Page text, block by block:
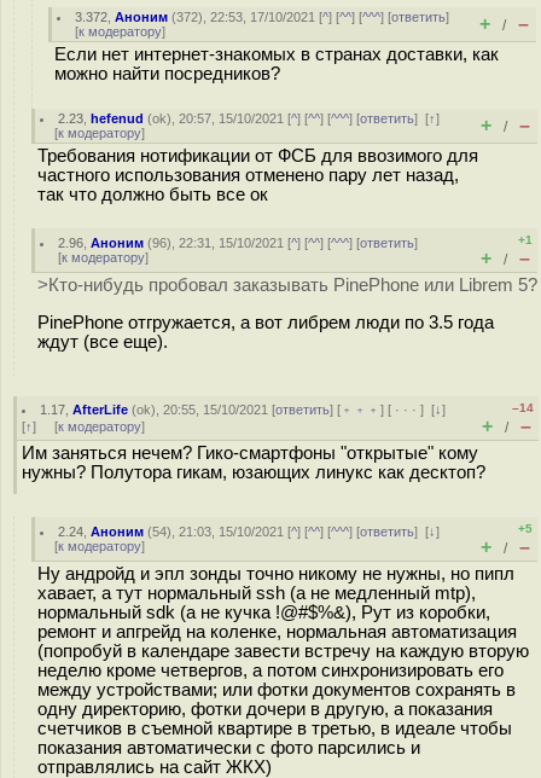
3.372 ,Аноним (372), 22:53, 17/10/2021 [^] [^^] [^^^] [ответить]
[к модератору] + / –
Если нет интернет-знакомых в странах доставки, как
можно найти посредников?
2.23 ,hefenud (ok), 20:57, 15/10/2021 [^] [^^] [^^^] [ответить][↑]
[к модератору] + / –
Требования нотификации от ФСБ для ввозимого для
частного использования отменено пару лет назад,
так что должно быть все ок
2.96 ,Аноним (96), 22:31, 15/10/2021 [^] [^^] [^^^] [ответить]
[к модератору]
+1
+ / –
>Кто-нибудь пробовал заказывать PinePhone или Librem 5?
PinePhone отгружается, а вот либрем люди по 3.5 года
ждут (все еще).
1.17 ,AfterLife (ok), 20:55, 15/10/2021 [ответить] [ ﹢﹢﹢] [ · · ·][↓]
[↑] [к модератору]
–14
+ / –
Им заняться нечем? Гико-смартфоны "открытые" кому
нужны? Полутора гикам, юзающих линукс как десктоп?
2.24 ,Аноним (54), 21:03, 15/10/2021 [^] [^^] [^^^] [ответить][↓]
[к модератору]
+5
+ / –
Ну андройд и эпл зонды точно никому не нужны, но пипл
хавает, а тут нормальный ssh (а не медленный mtp),
нормальный sdk (а не кучка !@#$%&), Рут из коробки,
ремонт и апгрейд на коленке, нормальная автоматизация
(попробуй в календаре завести встречу на каждую вторую
неделю кроме четвергов, а потом синхронизировать его
между устройствами; или фотки документов сохранять в
одну директорию, фотки дочери в другую, а показания
счетчиков в съемной квартире в третью, в идеале чтобы
показания автоматически с фото парсились и
отправлялись на сайт ЖКХ)